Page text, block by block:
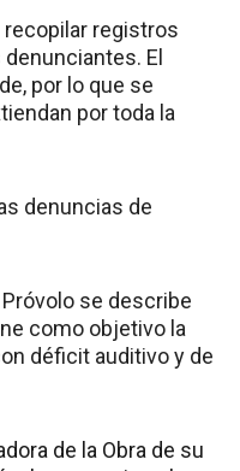
registros
El
por lo que se
por toda la
denuncias de
se describe
como objetivo la
déficit auditivo y de
de la Obra de su